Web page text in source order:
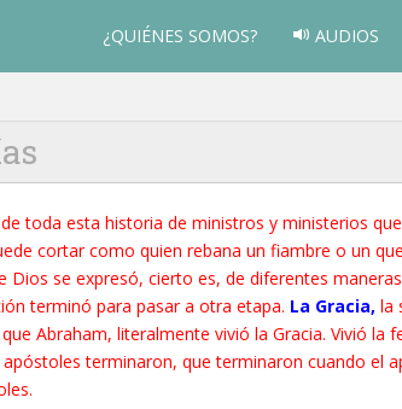
¿QUIÉNES SOMOS? AUDIOS
toda esta historia de ministros y ministerios
cortar como quien rebana un fiambre o un
Dios se expresó, cierto es, de diferentes
terminó para pasar a otra etapa. La Gracia, la
Abraham, literalmente vivió la Gracia. Vivió la
terminaron, que terminaron cuando el